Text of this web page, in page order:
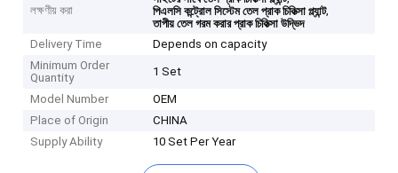
লক্ষণীয় করা
পিএলসি কন্ট্রোল সিস্টেম তেল প্রাক চিকিত্সা প্ল্যান্ট,
তাপীয় তেল গরম করার প্রাক চিকিত্সা উদ্ভিদ
Delivery Time
Depends on capacity
Minimum Order
Quantity
1 Set
Model Number
OEM
Place of Origin
CHINA
Supply Ability
10 Set Per Year